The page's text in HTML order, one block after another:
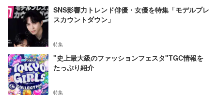
SNS影響力トレンド俳優・女優を特集「モデルプレ
スカウントダウン」
特集
"史上最大級のファッションフェスタ"TGC情報を
たっぷり紹介
特集